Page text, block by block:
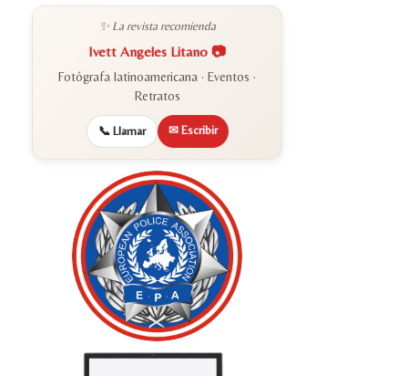
✨ La revista recomienda
Ivett Angeles Litano 📷
Fotógrafa latinoamericana · Eventos ·
Retratos
📞 Llamar ✉ Escribir